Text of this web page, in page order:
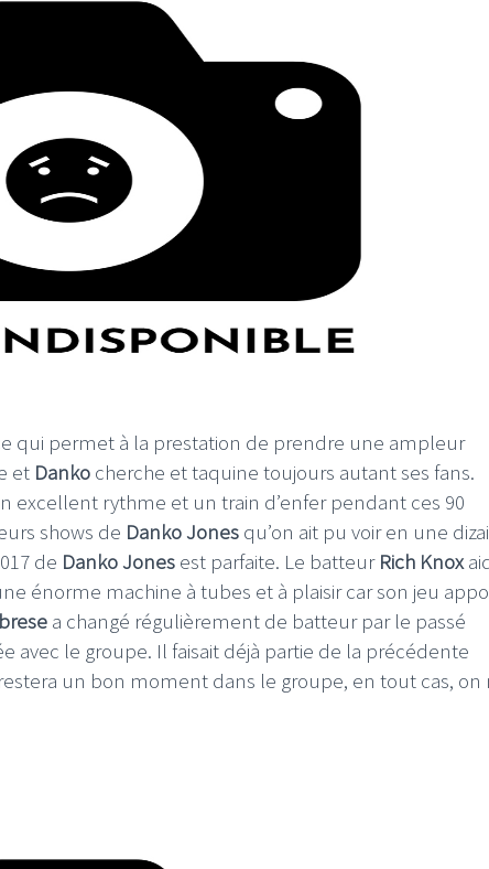
qui permet à la prestation de prendre une ampleur
et Danko cherche et taquine toujours autant ses fans.
excellent rythme et un train d’enfer pendant ces 90
shows de Danko Jones qu’on ait pu voir en une
de Danko Jones est parfaite. Le batteur Rich Knox
énorme machine à tubes et à plaisir car son jeu
a changé régulièrement de batteur par le passé
avec le groupe. Il faisait déjà partie de la précédente
un bon moment dans le groupe, en tout cas, on